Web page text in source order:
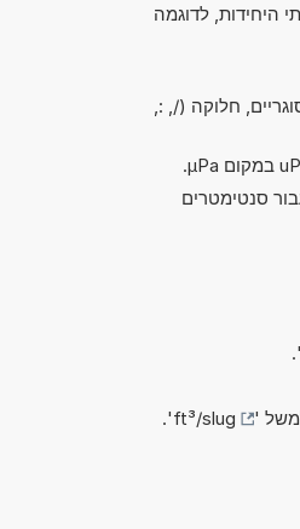
היחידות, לדוגמה
חלוקה (/, :,
ו'קובי', ניתן להשמיט את התו '^' עבור '^2' ו-'^3'. עבור סנטימטרים
'.
'
ft³/slug
'.